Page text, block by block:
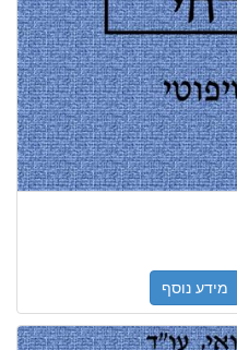
מידע נוסף